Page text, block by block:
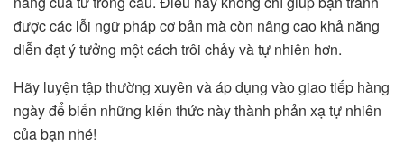
được các lỗi ngữ pháp cơ bản mà còn nâng cao khả năng
diễn đạt ý tưởng một cách trôi chảy và tự nhiên hơn.
Hãy luyện tập thường xuyên và áp dụng vào giao tiếp hàng
ngày để biến những kiến thức này thành phản xạ tự nhiên
của bạn nhé!